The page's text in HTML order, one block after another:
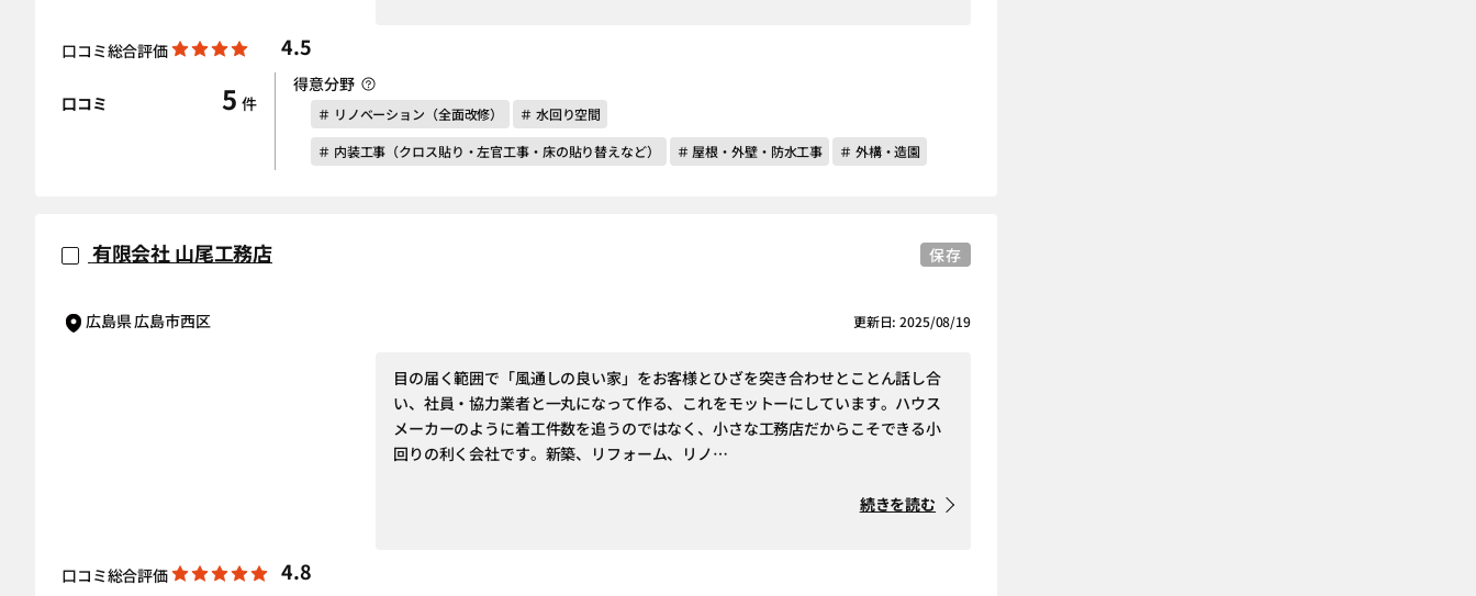
口コミ総合評価 4.5
口コミ 5 件
得意分野
＃ リノベーション（全面改修）
＃ 水回り空間
＃ 内装工事（クロス貼り・左官工事・床の貼り替えなど）
＃ 屋根・外壁・防水工事 ＃ 外構・造園
有限会社 山尾工務店
広島県 広島市西区 更新日: 2025/08/19
目の届く範囲で「風通しの良い家」をお客様とひざを突き合わせとことん話し合
い、社員・協力業者と一丸になって作る、これをモットーにしています。ハウス
メーカーのように着工件数を追うのではなく、小さな工務店だからこそできる小
回りの利く会社です。新築、リフォーム、リノ…
続きを読む
口コミ総合評価 4.8
保存